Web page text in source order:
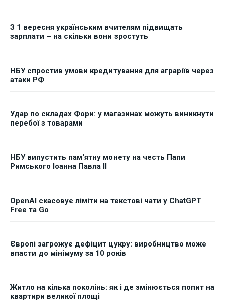
З 1 вересня українським вчителям підвищать
зарплати – на скільки вони зростуть
НБУ спростив умови кредитування для аграріїв через
атаки РФ
Удар по складах Фори: у магазинах можуть виникнути
перебої з товарами
НБУ випустить пам'ятну монету на честь Папи
Римського Іоанна Павла II
OpenAI скасовує ліміти на текстові чати у ChatGPT
Free та Go
Європі загрожує дефіцит цукру: виробництво може
впасти до мінімуму за 10 років
Житло на кілька поколінь: як і де змінюється попит на
квартири великої площі